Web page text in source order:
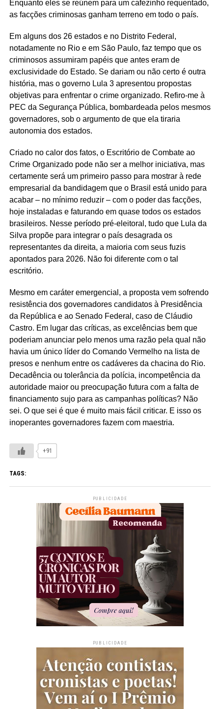
Enquanto eles se reúnem para um cafezinho requentado,
as facções criminosas ganham terreno em todo o país.
Em alguns dos 26 estados e no Distrito Federal,
notadamente no Rio e em São Paulo, faz tempo que os
criminosos assumiram papéis que antes eram de
exclusividade do Estado. Se dariam ou não certo é outra
história, mas o governo Lula 3 apresentou propostas
objetivas para enfrentar o crime organizado. Refiro-me à
PEC da Segurança Pública, bombardeada pelos mesmos
governadores, sob o argumento de que ela tiraria
autonomia dos estados.
Criado no calor dos fatos, o Escritório de Combate ao
Crime Organizado pode não ser a melhor iniciativa, mas
certamente será um primeiro passo para mostrar à rede
empresarial da bandidagem que o Brasil está unido para
acabar – no mínimo reduzir – com o poder das facções,
hoje instaladas e faturando em quase todos os estados
brasileiros. Nesse período pré-eleitoral, tudo que Lula da
Silva propõe para integrar o país desagrada os
representantes da direita, a maioria com seus fuzis
apontados para 2026. Não foi diferente com o tal
escritório.
Mesmo em caráter emergencial, a proposta vem sofrendo
resistência dos governadores candidatos à Presidência
da República e ao Senado Federal, caso de Cláudio
Castro. Em lugar das críticas, as excelências bem que
poderiam anunciar pelo menos uma razão pela qual não
havia um único líder do Comando Vermelho na lista de
presos e nenhum entre os cadáveres da chacina do Rio.
Decadência ou tolerância da polícia, incompetência da
autoridade maior ou preocupação futura com a falta de
financiamento sujo para as campanhas políticas? Não
sei. O que sei é que é muito mais fácil criticar. E isso os
inoperantes governadores fazem com maestria.
+91
TAGS:
PUBLICIDADE
PUBLICIDADE